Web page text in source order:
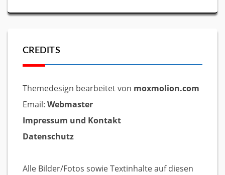
CREDITS
Themedesign bearbeitet von moxmolion.com
Email: Webmaster
Impressum und Kontakt
Datenschutz
Alle Bilder/Fotos sowie Textinhalte auf diesen